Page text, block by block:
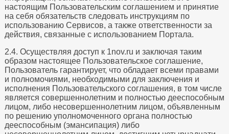
настоящим Пользовательским соглашением и принятие
на себя обязательств следовать инструкциям по
использованию Сервисов, а также ответственности за
действия, связанные с использованием Портала.
2.4. Осуществляя доступ к 1nov.ru и заключая таким
образом настоящее Пользовательское соглашение,
Пользователь гарантирует, что обладает всеми правами
и полномочиями, необходимыми для заключения и
исполнения Пользовательского соглашения, в том числе
является совершеннолетним и полностью дееспособным
лицом, либо несовершеннолетним лицом, объявленным
по решению уполномоченного органа полностью
дееспособным (эмансипация) либо